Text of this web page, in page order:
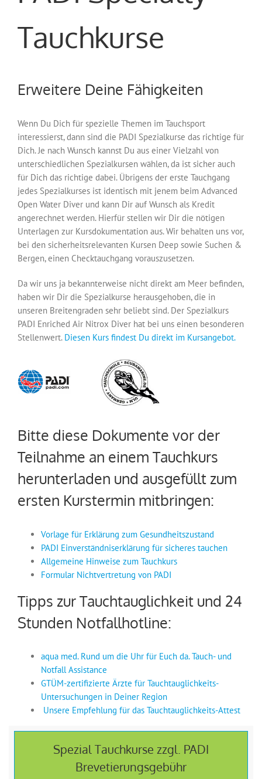
Tauchkurse
Erweitere Deine Fähigkeiten
Wenn Du Dich für spezielle Themen im Tauchsport
interessierst, dann sind die PADI Spezialkurse das richtige für
Dich. Je nach Wunsch kannst Du aus einer Vielzahl von
unterschiedlichen Spezialkursen wählen, da ist sicher auch
für Dich das richtige dabei. Übrigens der erste Tauchgang
jedes Spezialkurses ist identisch mit jenem beim Advanced
Open Water Diver und kann Dir auf Wunsch als Kredit
angerechnet werden. Hierfür stellen wir Dir die nötigen
Unterlagen zur Kursdokumentation aus. Wir behalten uns vor,
bei den sicherheitsrelevanten Kursen Deep sowie Suchen &
Bergen, einen Checktauchgang vorauszusetzen.
Da wir uns ja bekannterweise nicht direkt am Meer befinden,
haben wir Dir die Spezialkurse herausgehoben, die in
unseren Breitengraden sehr beliebt sind. Der Spezialkurs
PADI Enriched Air Nitrox Diver hat bei uns einen besonderen
Stellenwert. Diesen Kurs findest Du direkt im Kursangebot.
Bitte diese Dokumente vor der
Teilnahme an einem Tauchkurs
herunterladen und ausgefüllt zum
ersten Kurstermin mitbringen:
Vorlage für Erklärung zum Gesundheitszustand
PADI Einverständniserklärung für sicheres tauchen
Allgemeine Hinweise zum Tauchkurs
Formular Nichtvertretung von PADI
Tipps zur Tauchtauglichkeit und 24
Stunden Notfallhotline:
aqua med. Rund um die Uhr für Euch da. Tauch- und
Notfall Assistance
GTÜM-zertifizierte Ärzte für Tauchtauglichkeits-
Untersuchungen in Deiner Region
Unsere Empfehlung für das Tauchtauglichkeits-Attest
Spezial Tauchkurse zzgl. PADI
Brevetierungsgebühr